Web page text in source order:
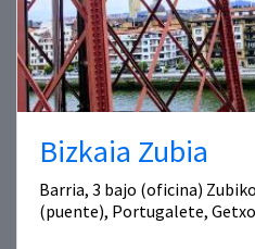
Bizkaia Zubia
Barria, 3 bajo (oficina)
(puente), Portugalete, Getxo